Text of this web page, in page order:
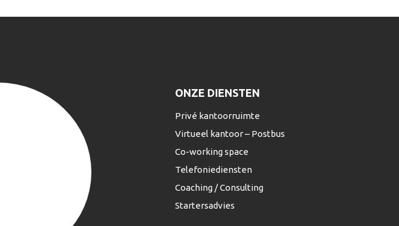
ONZE DIENSTEN
Privé kantoorruimte
Virtueel kantoor – Postbus
Co-working space
Telefoniediensten
Coaching / Consulting
Startersadvies